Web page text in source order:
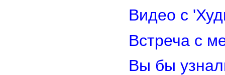
Видео с
Встреча с
Вы бы